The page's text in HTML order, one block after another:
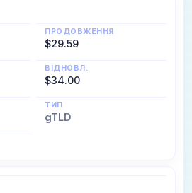
ПРОДОВЖЕННЯ
$29.59
ВІДНОВЛ.
$34.00
ТИП
gTLD